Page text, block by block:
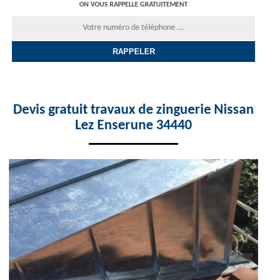
ON VOUS RAPPELLE GRATUITEMENT
Devis gratuit travaux de zinguerie Nissan
Lez Enserune 34440